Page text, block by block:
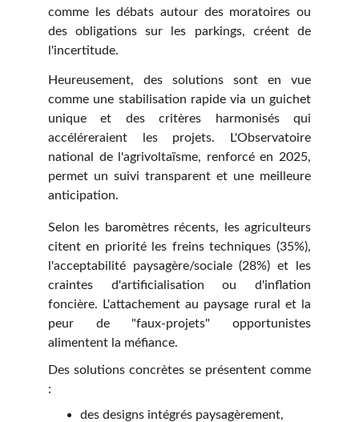
comme les débats autour des moratoires ou
des obligations sur les parkings, créent de
l'incertitude.
Heureusement, des solutions sont en vue
comme une stabilisation rapide via un guichet
unique et des critères harmonisés qui
accéléreraient les projets. L'Observatoire
national de l'agrivoltaïsme, renforcé en 2025,
permet un suivi transparent et une meilleure
anticipation.
Selon les baromètres récents, les agriculteurs
citent en priorité les freins techniques (35%),
l'acceptabilité paysagère/sociale (28%) et les
craintes d'artificialisation ou d'inflation
foncière. L'attachement au paysage rural et la
peur de "faux-projets" opportunistes
alimentent la méfiance.
Des solutions concrètes se présentent comme
:
des designs intégrés paysagèrement,